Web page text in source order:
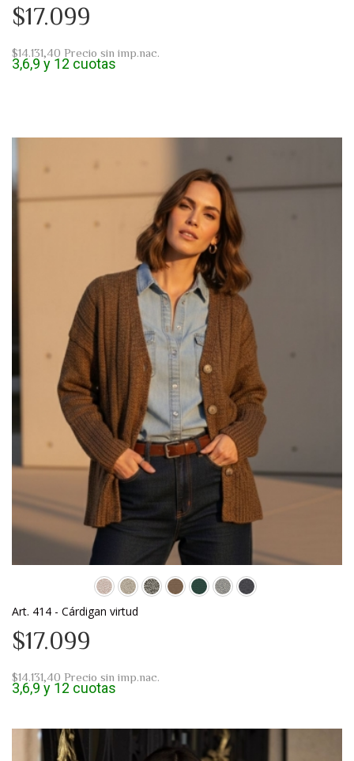
$17.099
$14.131,40 Precio sin imp.nac.
3,6,9 y 12 cuotas
Art. 414 - Cárdigan virtud
$17.099
$14.131,40 Precio sin imp.nac.
3,6,9 y 12 cuotas